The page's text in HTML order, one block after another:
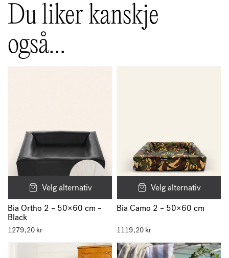
Du liker kanskje
også…
Velg alternativ
Bia Ortho 2 – 50×60 cm –
Black
1279,20 kr
Velg alternativ
Bia Camo 2 – 50×60 cm
1119,20 kr